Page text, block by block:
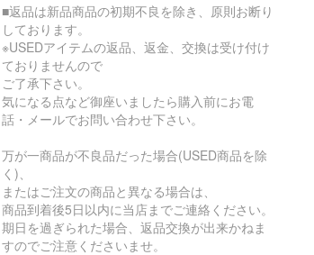
■返品は新品商品の初期不良を除き、原則お断り
しております。
※USEDアイテムの返品、返金、交換は受け付け
ておりませんので
ご了承下さい。
気になる点など御座いましたら購入前にお電
話・メールでお問い合わせ下さい。
万が一商品が不良品だった場合(USED商品を除
く)、
またはご注文の商品と異なる場合は、
商品到着後5日以内に当店までご連絡ください。
期日を過ぎられた場合、返品交換が出来かねま
すのでご注意くださいませ。